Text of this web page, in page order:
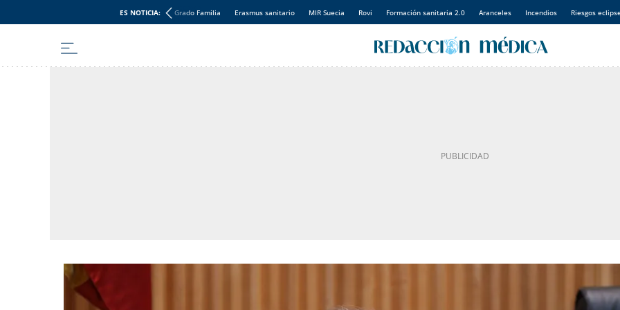
ES NOTICIA: Grado Familia Erasmus sanitario MIR Suecia Rovi Formación sanitaria 2.0 Aranceles Incendios Riesgos